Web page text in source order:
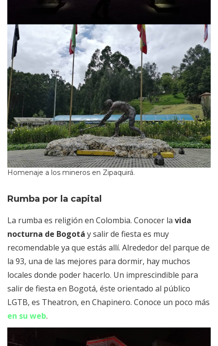
Homenaje a los mineros en Zipaquirá.
Rumba por la capital
La rumba es religión en Colombia. Conocer la vida
nocturna de Bogotá y salir de fiesta es muy
recomendable ya que estás allí. Alrededor del parque de
la 93, una de las mejores para dormir, hay muchos
locales donde poder hacerlo. Un imprescindible para
salir de fiesta en Bogotá, éste orientado al público
LGTB, es Theatron, en Chapinero. Conoce un poco más
en su web.